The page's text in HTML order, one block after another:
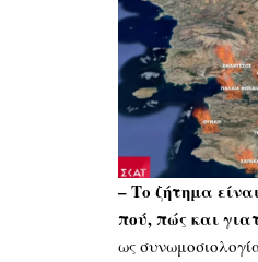
– Το ζήτημα
πού, πώς και
ως